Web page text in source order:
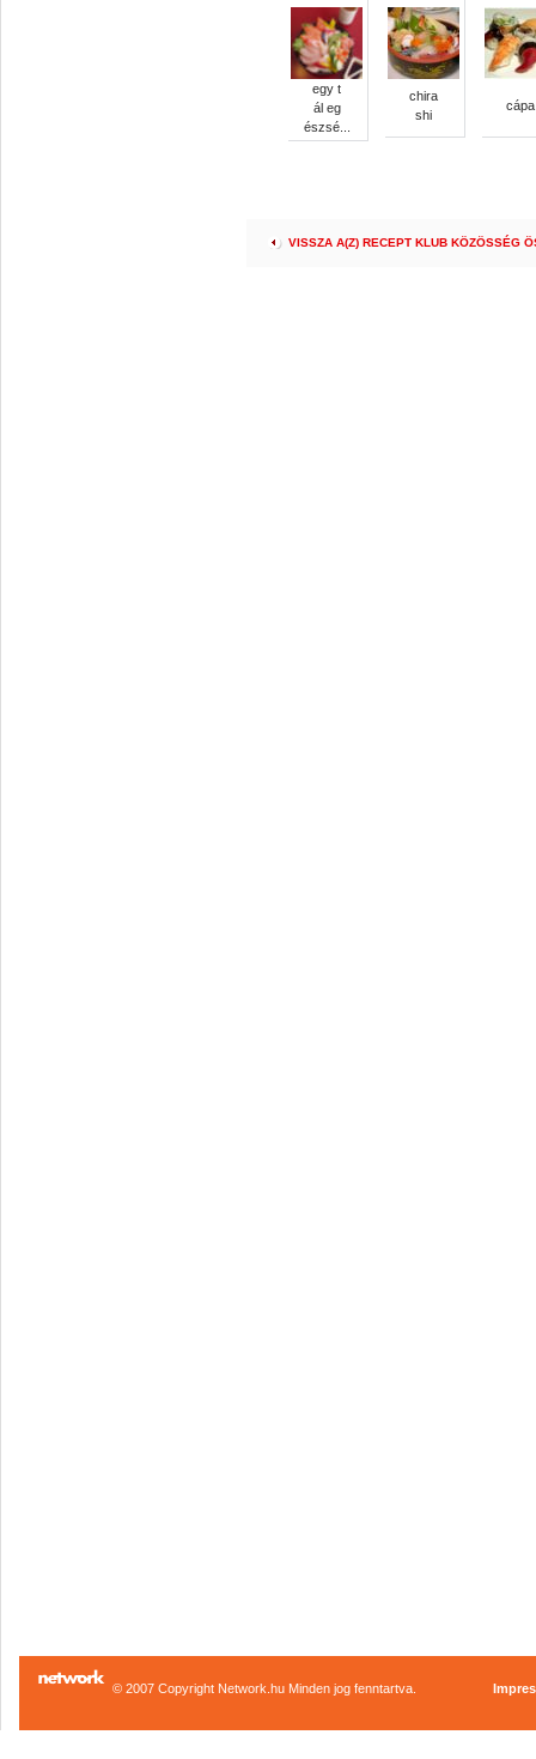
egy t
ál eg
észsé...
chira
shi
cápa
VISSZA A(Z) RECEPT KLUB KÖZÖSSÉG
© 2007 Copyright Network.hu Minden jog fenntartva.